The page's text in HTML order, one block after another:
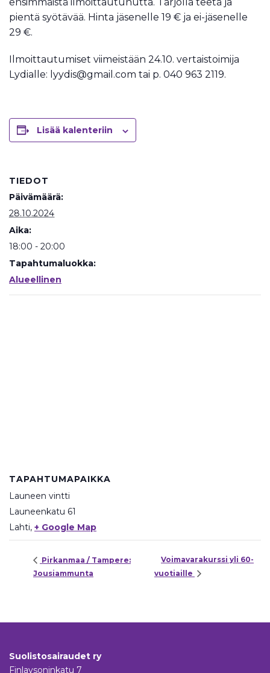
ensimmäistä ilmoittautunutta. Tarjolla teetä ja
pientä syötävää. Hinta jäsenelle 19 € ja ei-jäsenelle
29 €.
Ilmoittautumiset viimeistään 24.10. vertaistoimija
Lydialle: lyydis@gmail.com tai p. 040 963 2119.
Lisää kalenteriin
TIEDOT
Päivämäärä:
28.10.2024
Aika:
18:00 - 20:00
Tapahtumaluokka:
Alueellinen
TAPAHTUMAPAIKKA
Launeen vintti
Launeenkatu 61
Lahti, + Google Map
Pirkanmaa / Tampere:
Jousiammunta
Voimavarakurssi yli 60-
vuotiaille
Suolistosairaudet ry
Finlaysoninkatu 7